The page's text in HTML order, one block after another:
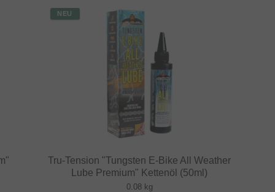
NEU
Tru-Tension "Tungsten E-Bike All Weather
Lube Premium" Kettenöl (50ml)
0.08 kg